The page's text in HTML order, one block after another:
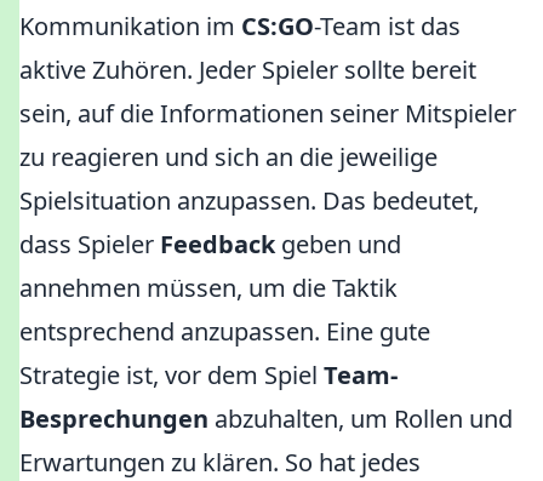
Kommunikation im CS:GO-Team ist das
aktive Zuhören. Jeder Spieler sollte bereit
sein, auf die Informationen seiner Mitspieler
zu reagieren und sich an die jeweilige
Spielsituation anzupassen. Das bedeutet,
dass Spieler Feedbackgeben und
annehmen müssen, um die Taktik
entsprechend anzupassen. Eine gute
Strategie ist, vor dem Spiel Team-
Besprechungen abzuhalten, um Rollen und
Erwartungen zu klären. So hat jedes